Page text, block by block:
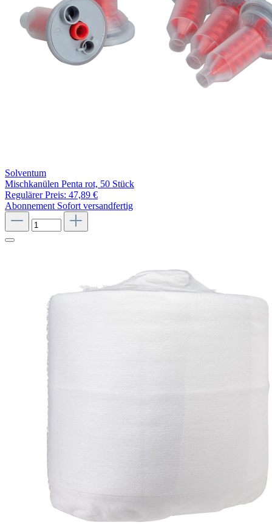
Solventum
Mischkanülen Penta rot, 50 Stück
Regulärer Preis: 47,89 €
Abonnement Sofort versandfertig